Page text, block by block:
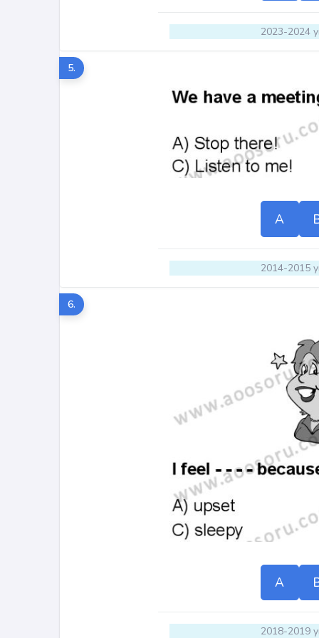
2023-2024
5.
A
2014-2015
6.
A
2018-2019